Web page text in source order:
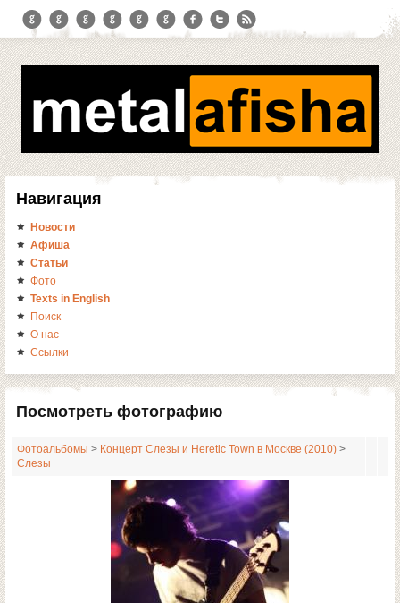
Навигация
Новости
Афиша
Статьи
Фото
Texts in English
Поиск
О нас
Ссылки
Посмотреть фотографию
Фотоальбомы > Концерт Слезы и Heretic Town в Москве (2010) >
Слезы